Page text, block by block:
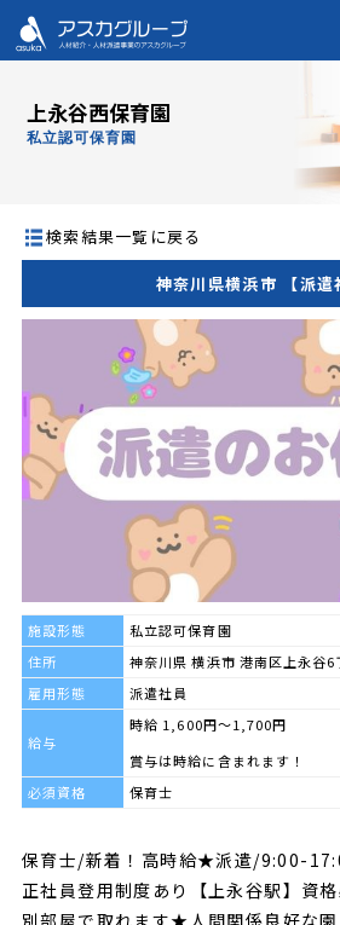
上永谷西保育園
私立認可保育園
検索結果一覧に戻る
神奈川県横浜市 【派遣
施設形態
私立認可保育園
住所
神奈川県 横浜市 港南区上永谷6
雇用形態
派遣社員
給与
時給 1,600円～1,700円
賞与は時給に含まれます！
必須資格
保育士
保育士/新着！高時給★派遣/9:00-
正社員登用制度あり【上永谷駅】資